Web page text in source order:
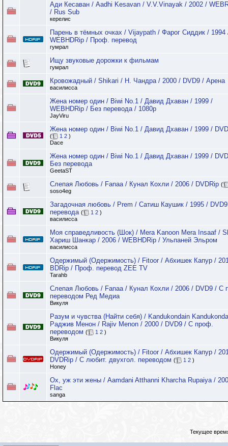
Ади Кесаван / Aadhi Kesavan / V.V.Vinayak / 2002 /
/ Rus Sub
керелис
Парень в тёмных очках / Vijaypath / Фарог Сиддик / 1994
WEBHDRip / Проф. перевод
гумрал
Ищу звуковые дорожки к фильмам
гумрал
Кровожадный / Shikari / Н. Чандра / 2000 / DVD9 / Арена
василисса
Жена номер один / Biwi No.1 / Давид Дхаван / 1999 /
WEBHDRip / Без перевода / 1080p
JayViru
Жена номер один / Biwi No.1 / Давид Дхаван / 1999 /
( 1 2 )
Dace
Жена номер один / Biwi No.1 / Давид Дхаван / 1999 /
Без перевода
GeetaST
Слепая Любовь / Fanaa / Кунал Кохли / 2006 / DVDRip (
soso4eg
Загадочная любовь / Prem / Сатиш Каушик / 1995 /
перевода ( 1 2 )
василисса
Моя справедливость (Шок) / Mera Kanoon Mera Insaaf /
Хариш Шанкар / 2006 / WEBHDRip / Ульпаней Эльром
василисса
Одержимый (Одержимость) / Fitoor / Абхишек Капур /
BDRip / Проф. перевод ZEE TV
Tarahb
Слепая Любовь / Fanaa / Кунал Кохли / 2006 / DVD9 / С
переводом Ред Медиа
Викуля
Разум и чувства (Найти себя) / Kandukondain
Раджив Менон / Rajiv Menon / 2000 / DVD9 / C проф.
переводом ( 1 2 )
Викуля
Одержимый (Одержимость) / Fitoor / Абхишек Капур /
DVDRip / С любит. двухгол. переводом ( 1 2 )
Honey
Ох, уж эти жены / Aamdani Atthanni Kharcha Rupaiya /
Flac
sanga
Текущее